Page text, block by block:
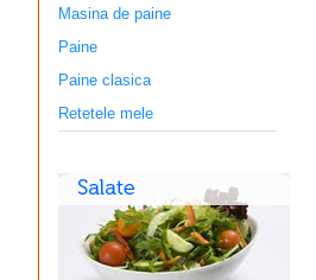
Masina de paine
Paine
Paine clasica
Retetele mele